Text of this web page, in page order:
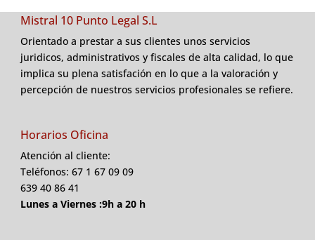
Mistral 10 Punto Legal S.L
Orientado a prestar a sus clientes unos servicios
juridicos, administrativos y fiscales de alta calidad, lo que
implica su plena satisfación en lo que a la valoración y
percepción de nuestros servicios profesionales se refiere.
Horarios Oficina
Atención al cliente:
Teléfonos: 67 1 67 09 09
639 40 86 41
Lunes a Viernes :9h a 20 h